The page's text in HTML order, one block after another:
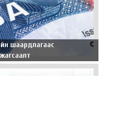
шаардлагаас